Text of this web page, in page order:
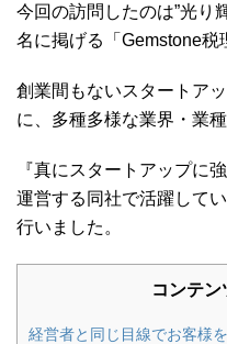
今回の訪問したのは”光り
名に掲げる「Gemstone税
創業間もないスタートア
に、多種多様な業界・業
『真にスタートアップに
運営する同社で活躍して
行いました。
コンテン
経営者と同じ目線でお客様